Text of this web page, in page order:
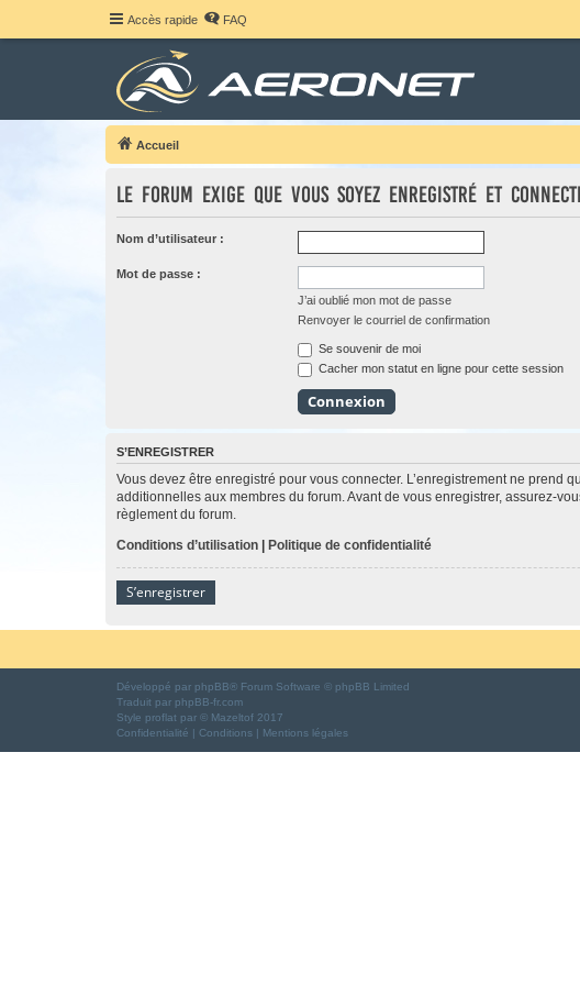
Accès rapide FAQ
Accueil
Le forum exige que vous soyez enregistré et
Nom d’utilisateur :
Mot de passe :
J’ai oublié mon mot de passe
Renvoyer le courriel de confirmation
Se souvenir de moi
Cacher mon statut en ligne pour cette session
S’ENREGISTRER
Vous devez être enregistré pour vous connecter. L’enregistrement ne
additionnelles aux membres du forum. Avant de vous enregistrer, assurez-
règlement du forum.
Conditions d’utilisation | Politique de confidentialité
S’enregistrer
Développé par phpBB® Forum Software © phpBB Limited
Traduit par phpBB-fr.com
Style proflat par © Mazeltof 2017
Confidentialité | Conditions | Mentions légales